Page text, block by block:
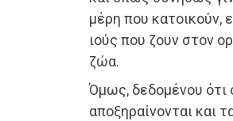
μέρη που κατοικούν,
ιούς που ζουν στον
ζώα.
Όμως, δεδομένου ότι
αποξηραίνονται και